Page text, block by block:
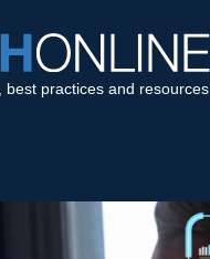
best practices and resources